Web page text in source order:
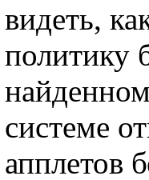
видеть,
политику
системе
апплетов